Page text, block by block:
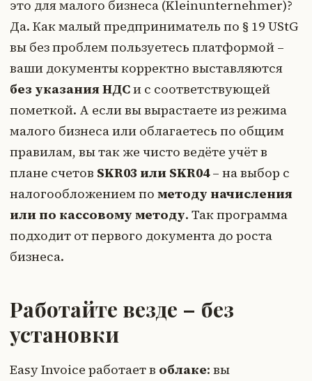
это для малого бизнеса (Kleinunternehmer)?
Да. Как малый предприниматель по § 19 UStG
вы без проблем пользуетесь платформой –
ваши документы корректно выставляются
без указания НДСи с соответствующей
пометкой. А если вы вырастаете из режима
малого бизнеса или облагаетесь по общим
правилам, вы так же чисто ведёте учёт в
плане счетов SKR03 или SKR04– на выбор с
налогообложением по методу начисления
или по кассовому методу. Так программа
подходит от первого документа до роста
бизнеса.
Работайте везде – без
установки
Easy Invoice работает в облаке: вы